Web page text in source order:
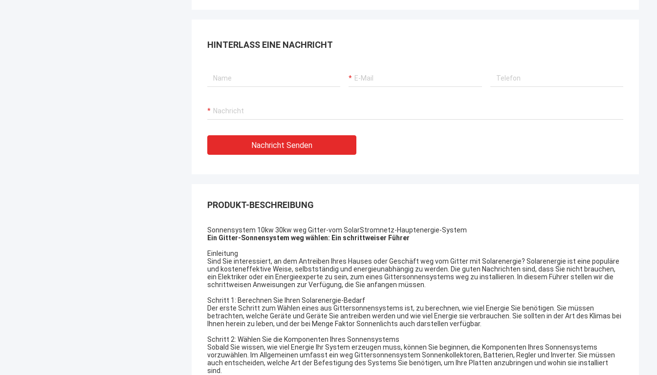
HINTERLASS EINE NACHRICHT
Nachricht Senden
PRODUKT-BESCHREIBUNG
Sonnensystem 10kw 30kw weg Gitter-vom SolarStromnetz-Hauptenergie-System
Ein Gitter-Sonnensystem weg wählen: Ein schrittweiser Führer
Einleitung
Sind Sie interessiert, an dem Antreiben Ihres Hauses oder Geschäft weg vom Gitter mit Solarenergie? Solarenergie ist eine populäre
und kosteneffektive Weise, selbstständig und energieunabhängig zu werden. Die guten Nachrichten sind, dass Sie nicht brauchen,
ein Elektriker oder ein Energieexperte zu sein, zum eines Gittersonnensystems weg zu installieren. In diesem Führer stellen wir die
schrittweisen Anweisungen zur Verfügung, die Sie anfangen müssen.
Schritt 1: Berechnen Sie Ihren Solarenergie-Bedarf
Der erste Schritt zum Wählen eines aus Gittersonnensystems ist, zu berechnen, wie viel Energie Sie benötigen. Sie müssen
betrachten, welche Geräte und Geräte Sie antreiben werden und wie viel Energie sie verbrauchen. Sie sollten in der Art des Klimas bei
Ihnen herein zu leben, und der bei Menge Faktor Sonnenlichts auch darstellen verfügbar.
Schritt 2: Wählen Sie die Komponenten Ihres Sonnensystems
Sobald Sie wissen, wie viel Energie Ihr System erzeugen muss, können Sie beginnen, die Komponenten Ihres Sonnensystems
vorzuwählen. Im Allgemeinen umfasst ein weg Gittersonnensystem Sonnenkollektoren, Batterien, Regler und Inverter. Sie müssen
auch entscheiden, welche Art der Befestigung des Systems Sie benötigen, um Ihre Platten anzubringen und wohin sie installiert
sind.